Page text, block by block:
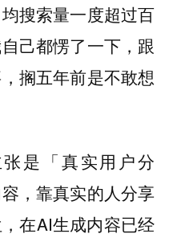
搜索量一度超过百
己都愣了一下，跟
搁五年前是不敢想
是「真实用户分
，靠真实的人分享
在AI生成内容已经